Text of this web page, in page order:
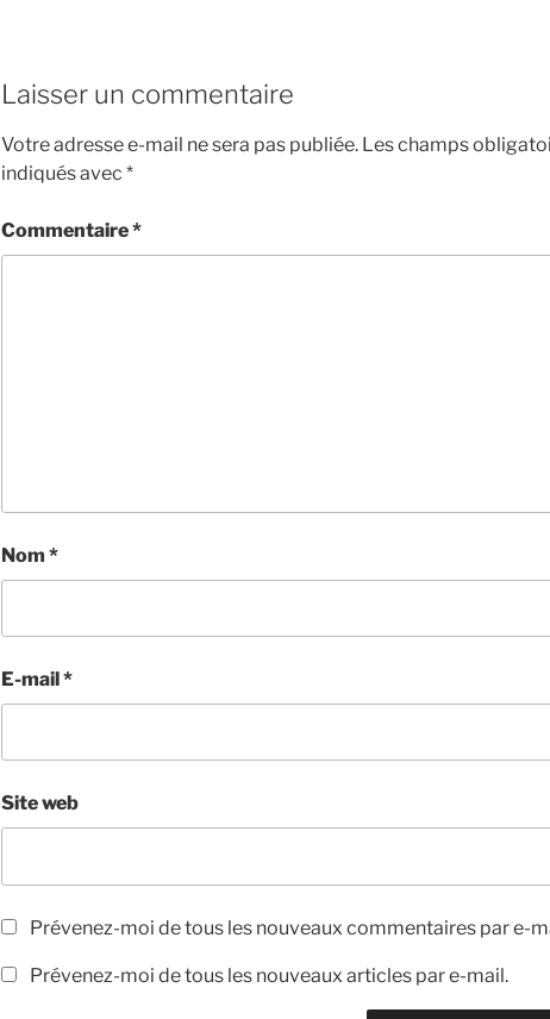
Laisser un commentaire
Votre adresse e-mail ne sera pas publiée. Les champs
indiqués avec *
Commentaire*
Nom *
E-mail*
Site web
Prévenez-moi de tous les nouveaux commentaires par e-
Prévenez-moi de tous les nouveaux articles par e-mail.